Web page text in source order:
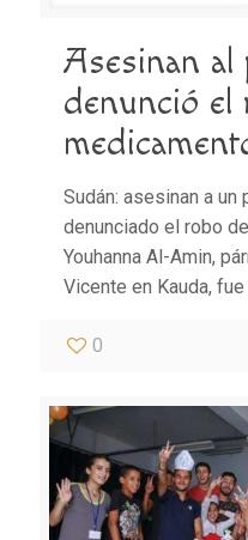
Asesinan al
denunció el
Sudán: asesinan a un
denunciado el robo
Youhanna Al-Amin,
Vicente en Kauda, fue
0